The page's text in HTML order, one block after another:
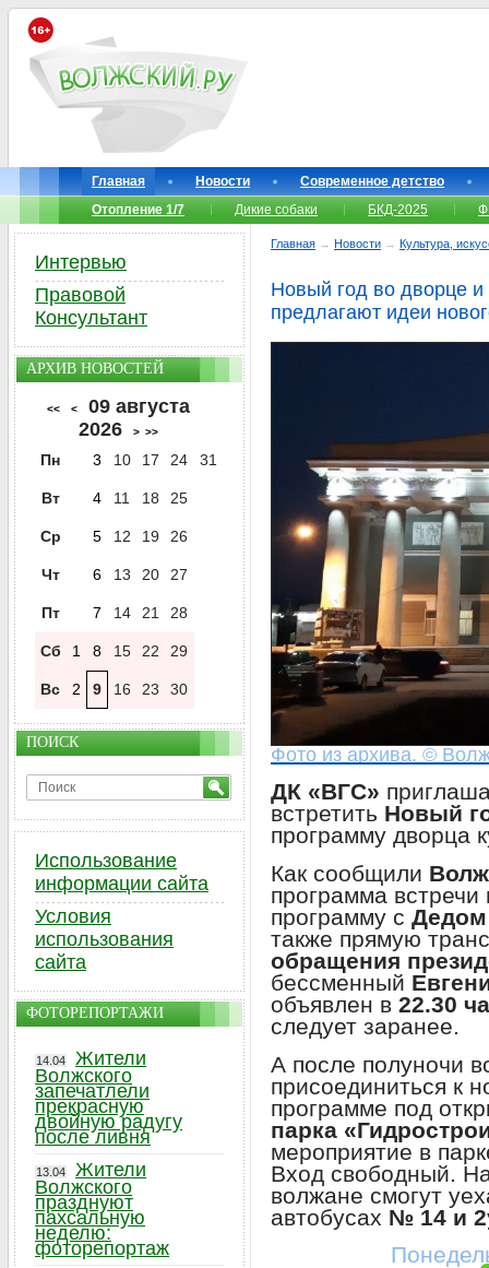
Главная Новости
Современное детство
Отопление 1/7
Дикие собаки БКД-2025
Главная → Новости → Культура,
Новый год во дворце
предлагают идеи
Фото из архива. ©
ДК «ВГС»
встретить Новый
программу дворца
Как сообщили
программа
программу с Дедом
также прямую
обращения
бессменный
объявлен в 22.30
следует заранее.
А после полуночи
присоединиться к
программе под
парка
мероприятие в
Вход свободный.
волжане смогут
автобусах № 14 и
Интервью
Правовой
Консультант
АРХИВ НОВОСТЕЙ
<< <
09 августа
2026
> >>
Пн 3 10 17 24 31
Вт 4 11 18 25
Ср 5 12 19 26
Чт 6 13 20 27
Пт 7 14 21 28
Сб 1 8 15 22 29
Вс 2 9 16 23 30
ПОИСК
Использование
информации сайта
Условия
использования
сайта
ФОТОРЕПОРТАЖИ
14.04
Жители
Волжского
запечатлели
прекрасную
двойную радугу
после ливня
13.04
Жители
Волжского
празднуют
пахсальную
неделю:
фоторепортаж